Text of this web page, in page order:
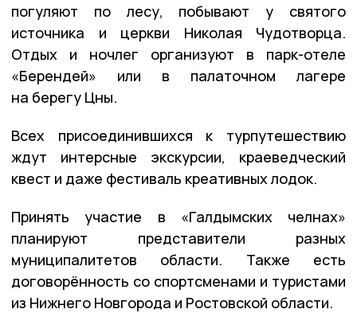
погуляют по лесу, побывают у святого
источника и церкви Николая Чудотворца.
Отдых и ночлег организуют в парк-отеле
«Берендей» или в палаточном лагере
на берегу Цны.
Всех присоединившихся к турпутешествию
ждут интерсные экскурсии, краеведческий
квест и даже фестиваль креативных лодок.
Принять участие в «Галдымских челнах»
планируют представители разных
муниципалитетов области. Также есть
договорённость со спортсменами и туристами
из Нижнего Новгорода и Ростовской области.